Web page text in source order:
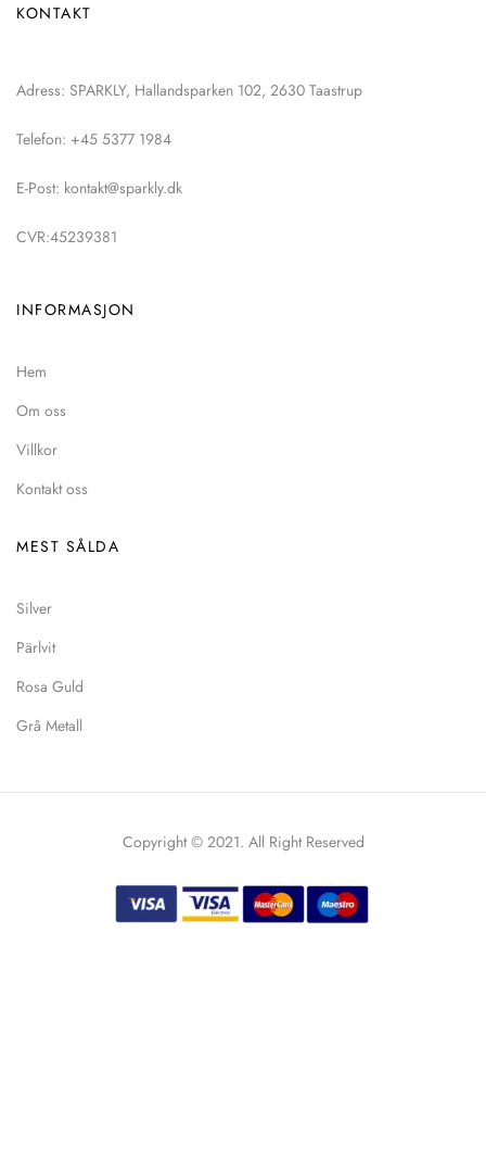
KONTAKT
Adress: SPARKLY, Hallandsparken 102, 2630 Taastrup
Telefon: +45 5377 1984
E-Post: kontakt@sparkly.dk
CVR:45239381
INFORMASJON
Hem
Om oss
Villkor
Kontakt oss
MEST SÅLDA
Silver
Pärlvit
Rosa Guld
Grå Metall
Copyright © 2021. All Right Reserved